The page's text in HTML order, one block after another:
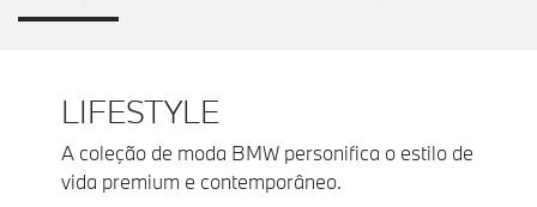
LIFESTYLE
A coleção de moda BMW personifica o estilo de
vida premium e contemporâneo.